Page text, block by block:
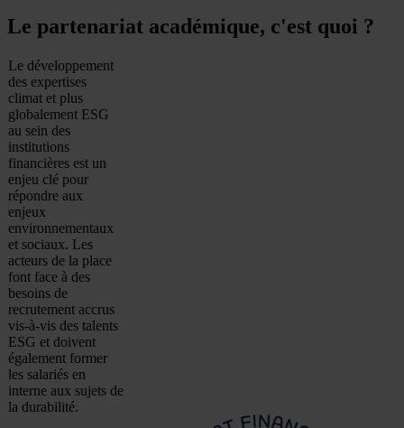
Le partenariat académique, c'est quoi ?
Le développement
des expertises
climat et plus
globalement ESG
au sein des
institutions
financières est un
enjeu clé pour
répondre aux
enjeux
environnementaux
et sociaux. Les
acteurs de la place
font face à des
besoins de
recrutement accrus
vis-à-vis des talents
ESG et doivent
également former
les salariés en
interne aux sujets de
la durabilité.